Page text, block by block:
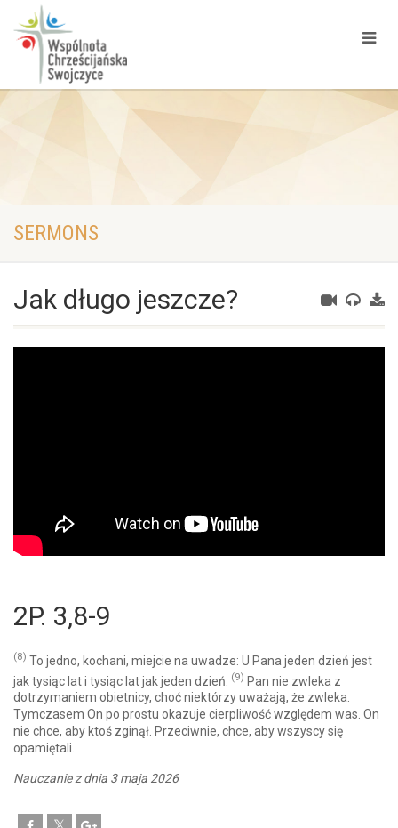
SERMONS
Jak długo jeszcze?
2P. 3,8-9
(8) To jedno, kochani, miejcie na uwadze: U Pana jeden dzień jest
jak tysiąc lat i tysiąc lat jak jeden dzień. (9) Pan nie zwleka z
dotrzymaniem obietnicy, choć niektórzy uważają, że zwleka.
Tymczasem On po prostu okazuje cierpliwość względem was. On
nie chce, aby ktoś zginął. Przeciwnie, chce, aby wszyscy się
opamiętali.
Nauczanie z dnia 3 maja 2026